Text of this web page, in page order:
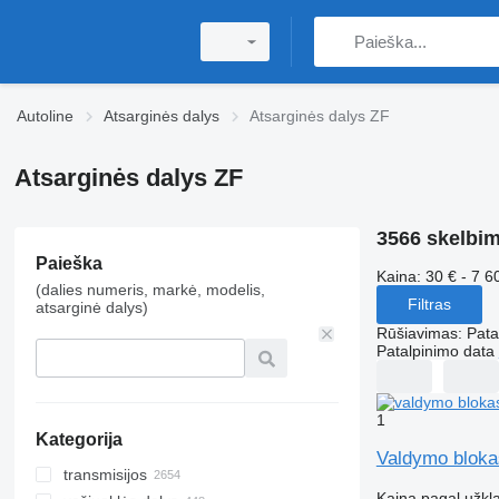
Autoline Atsarginės dalys Atsarginės dalys ZF
Atsarginės dalys ZF
Paieška
(dalies numeris, markė, modelis,
atsarginė dalys)
Kategorija
transmisijos
3566
Kaina: 30 € - 7
Filtras
Rūšiavimas:
Patalpinimo data
1
Valdymo